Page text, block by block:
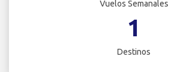
Vuelos Semanales
1
Destinos